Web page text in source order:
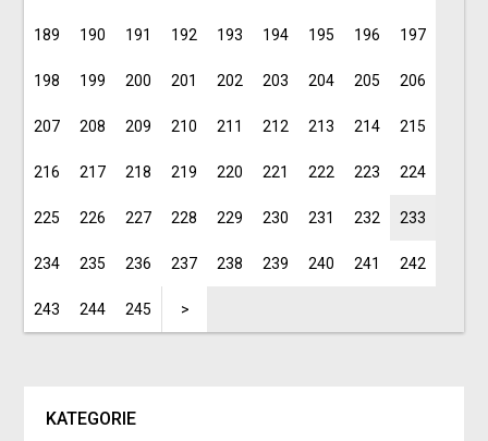
189 190 191 192 193 194 195 196 197
198 199 200 201 202 203 204 205 206
207 208 209 210 211 212 213 214 215
216 217 218 219 220 221 222 223 224
225 226 227 228 229 230 231 232 233
234 235 236 237 238 239 240 241 242
243 244 245 >
KATEGORIE